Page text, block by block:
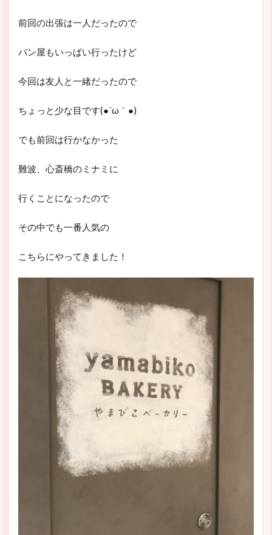
前回の出張は一人だったので
パン屋もいっぱい行ったけど
今回は友人と一緒だったので
ちょっと少な目です(●´ω｀●)
でも前回は行かなかった
難波、心斎橋のミナミに
行くことになったので
その中でも一番人気の
こちらにやってきました！